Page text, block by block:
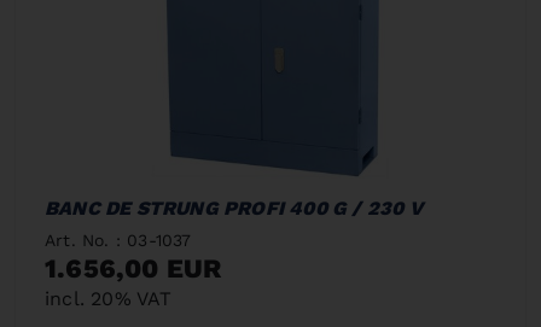
BANC DE STRUNG PROFI 400 G / 230 V
Art. No. : 03-1037
1.656,00 EUR
incl. 20% VAT